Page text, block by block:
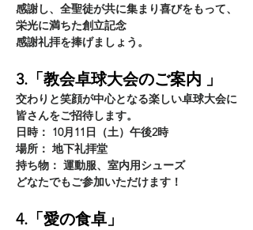
感謝し、全聖徒が共に集まり喜びをもって、
栄光に満ちた創立記念
感謝礼拝を捧げましょう。
3.「教会卓球大会のご案内 」
交わりと笑顔が中心となる楽しい卓球大会に
皆さんをご招待します。
日時： 10月11日（土）午後2時
場所： 地下礼拝堂
持ち物： 運動服、室内用シューズ
どなたでもご参加いただけます！
4.「愛の食卓」